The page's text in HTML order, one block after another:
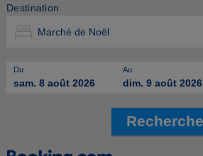
Destination
Du
sam. 8 août 2026
Au
dim. 9 août 2026